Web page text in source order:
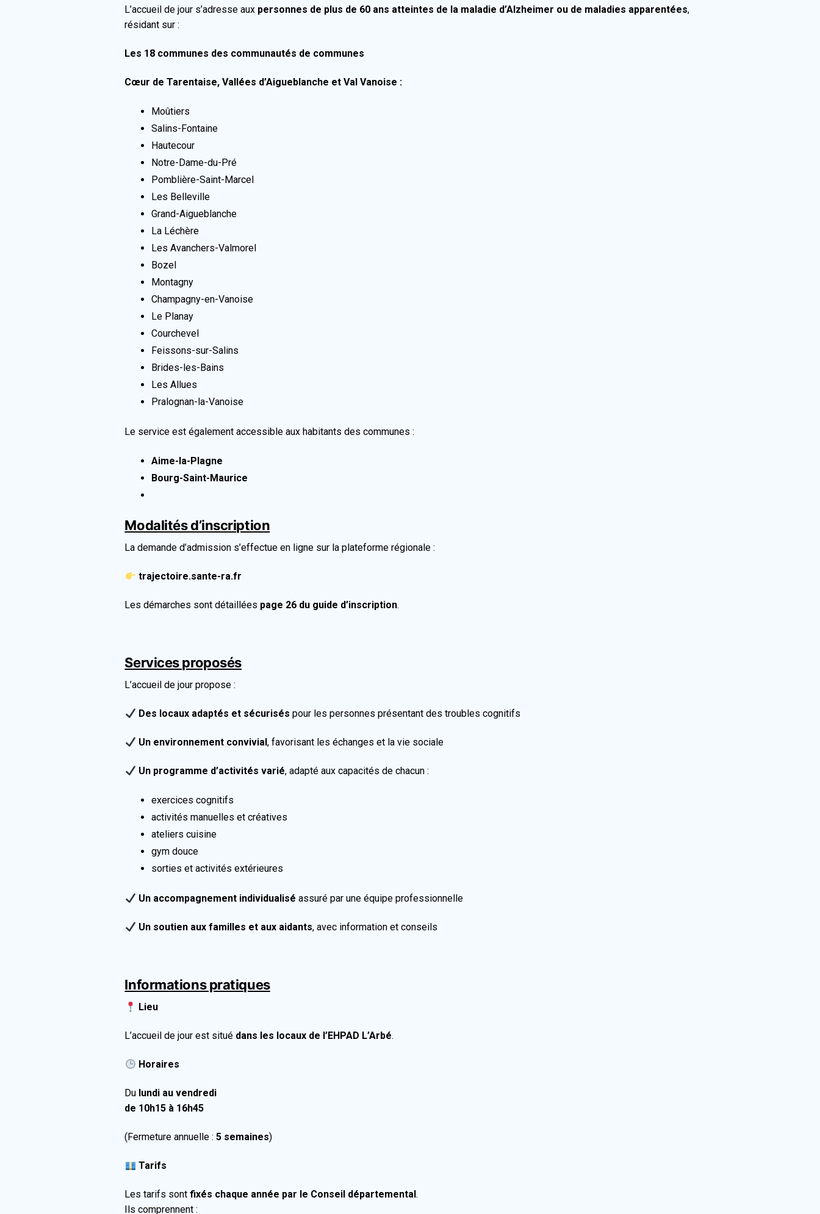
L’accueil de jour s’adresse aux personnes de plus de 60 ans atteintes de la maladie d’Alzheimer ou de maladies apparentées,
résidant sur :
Les 18 communes des communautés de communes
Cœur de Tarentaise, Vallées d’Aigueblanche et Val Vanoise :
Moûtiers
Salins-Fontaine
Hautecour
Notre-Dame-du-Pré
Pomblière-Saint-Marcel
Les Belleville
Grand-Aigueblanche
La Léchère
Les Avanchers-Valmorel
Bozel
Montagny
Champagny-en-Vanoise
Le Planay
Courchevel
Feissons-sur-Salins
Brides-les-Bains
Les Allues
Pralognan-la-Vanoise
Le service est également accessible aux habitants des communes :
Aime-la-Plagne
Bourg-Saint-Maurice
Modalités d’inscription
La demande d’admission s’effectue en ligne sur la plateforme régionale :
trajectoire.sante-ra.fr
Les démarches sont détaillées page 26 du guide d’inscription.
Services proposés
L’accueil de jour propose :
Des locaux adaptés et sécurisés pour les personnes présentant des troubles cognitifs
Un environnement convivial, favorisant les échanges et la vie sociale
Un programme d’activités varié, adapté aux capacités de chacun :
exercices cognitifs
activités manuelles et créatives
ateliers cuisine
gym douce
sorties et activités extérieures
Un accompagnement individualisé assuré par une équipe professionnelle
Un soutien aux familles et aux aidants, avec information et conseils
Informations pratiques
Lieu
L’accueil de jour est situé dans les locaux de l’EHPAD L’Arbé.
Horaires
Du lundi au vendredi
de 10h15 à 16h45
(Fermeture annuelle :5 semaines)
Tarifs
Les tarifs sontfixés chaque année par le Conseil départemental.
Ils comprennent :